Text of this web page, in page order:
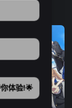
体验!🌟